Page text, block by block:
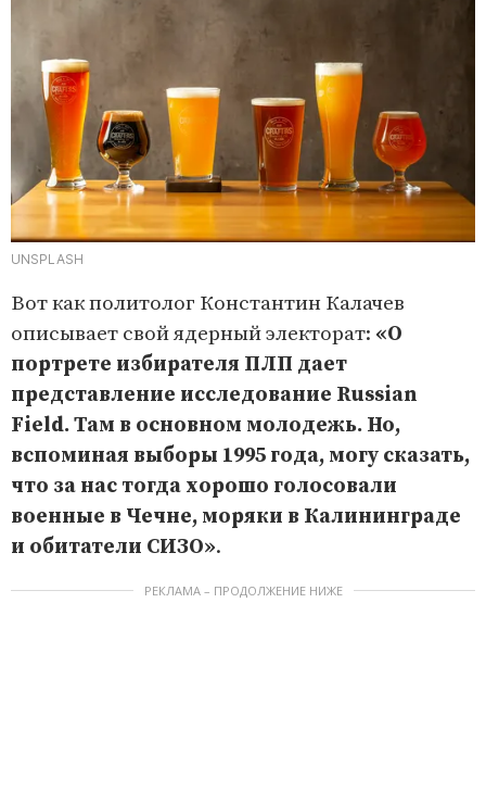
UNSPLASH
Вот как политолог Константин Калачев
описывает свой ядерный электорат: «О
портрете избирателя ПЛП дает
представление исследование Russian
Field. Там в основном молодежь. Но,
вспоминая выборы 1995 года, могу сказать,
что за нас тогда хорошо голосовали
военные в Чечне, моряки в Калининграде
и обитатели СИЗО».
РЕКЛАМА – ПРОДОЛЖЕНИЕ НИЖЕ